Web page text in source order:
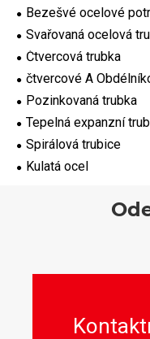
Bezešvé ocelové
Svařovaná ocelová
Čtvercová trubka
čtvercové A
Pozinkovaná trubka
Tepelná expanzní
Spirálová trubice
Kulatá ocel